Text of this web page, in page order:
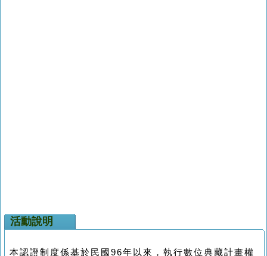
活動說明
本認證制度係基於民國96年以來，執行數位典藏計畫權